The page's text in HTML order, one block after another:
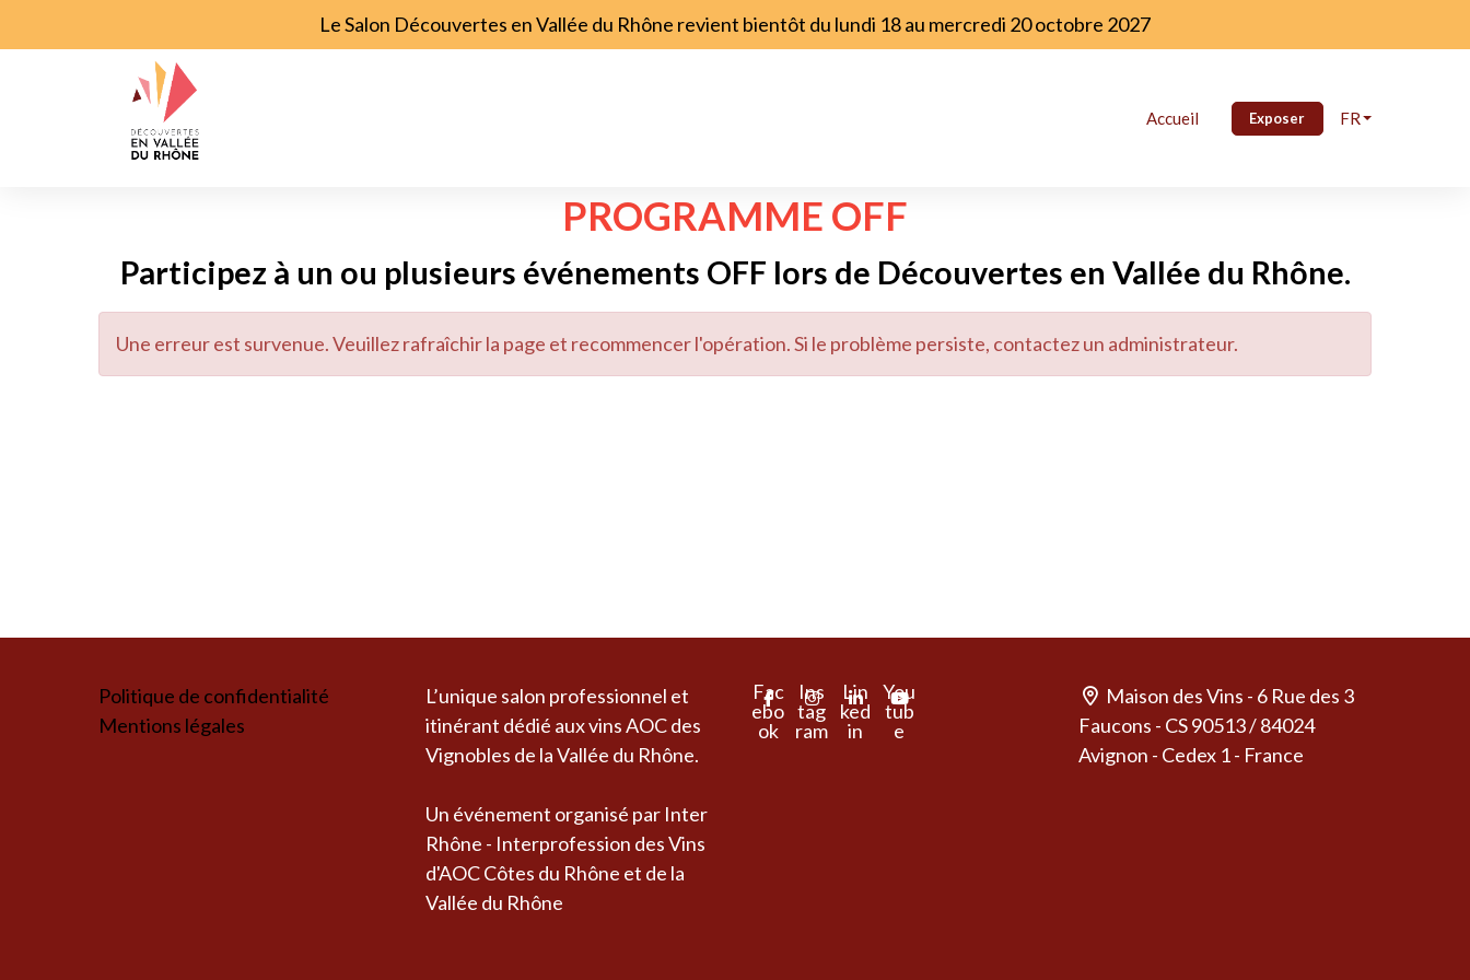
Le Salon Découvertes en Vallée du Rhône revient bientôt du lundi 18 au mercredi 20 octobre 2027
Accueil Exposer FR
PROGRAMME OFF
Participez à un ou plusieurs événements OFF lors de Découvertes en Vallée du Rhône.
Une erreur est survenue. Veuillez rafraîchir la page et recommencer l'opération. Si le problème persiste, contactez un administrateur.
Politique de confidentialité
Mentions légales
L’unique salon professionnel et
itinérant dédié aux vins AOC des
Vignobles de la Vallée du Rhône.
Un événement organisé par Inter
Rhône - Interprofession des Vins
d'AOC Côtes du Rhône et de la
Vallée du Rhône
Fac
ebo
ok
Ins
tag
ram
Lin
ked
in
You
tub
e
Maison des Vins - 6 Rue des 3
Faucons - CS 90513 / 84024
Avignon - Cedex 1 - France